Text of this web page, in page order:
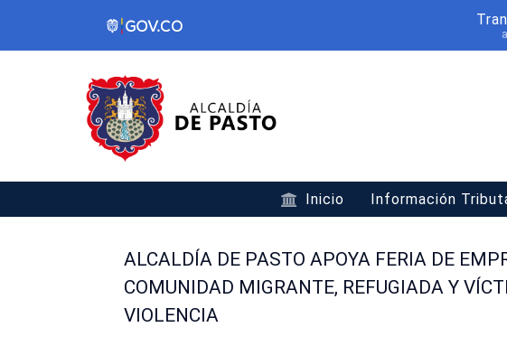
Inicio Información
ALCALDÍA DE PASTO APOYA FERIA DE
COMUNIDAD MIGRANTE, REFUGIADA Y
VIOLENCIA